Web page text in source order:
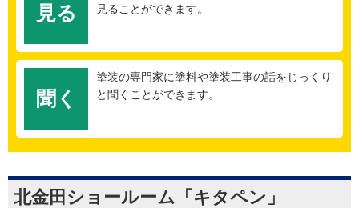
見る
見ることができます。
聞く
塗装の専門家に塗料や塗装工事の話をじっくり
と聞くことができます。
北金田ショールーム「キタペン」